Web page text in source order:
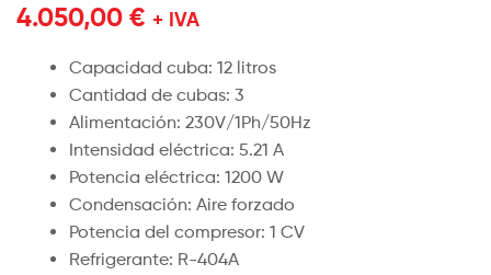
4.050,00 € + IVA
Capacidad cuba: 12 litros
Cantidad de cubas: 3
Alimentación: 230V/1Ph/50Hz
Intensidad eléctrica: 5.21 A
Potencia eléctrica: 1200 W
Condensación: Aire forzado
Potencia del compresor: 1 CV
Refrigerante: R-404A